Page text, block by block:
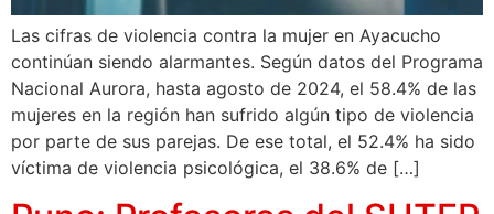
Las cifras de violencia contra la mujer en Ayacucho
continúan siendo alarmantes. Según datos del Programa
Nacional Aurora, hasta agosto de 2024, el 58.4% de las
mujeres en la región han sufrido algún tipo de violencia
por parte de sus parejas. De ese total, el 52.4% ha sido
víctima de violencia psicológica, el 38.6% de […]